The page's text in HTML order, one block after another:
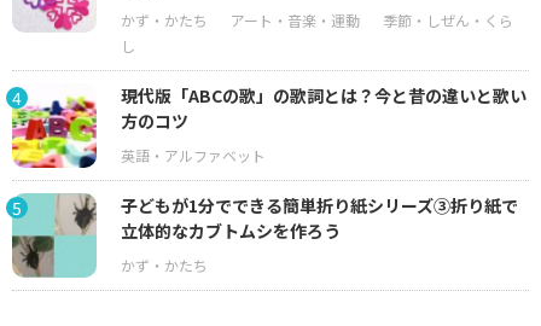
4
現代版「ABCの歌」の歌詞とは？今と昔の違いと歌い
方のコツ
5
子どもが1分でできる簡単折り紙シリーズ③折り紙で
立体的なカブトムシを作ろう